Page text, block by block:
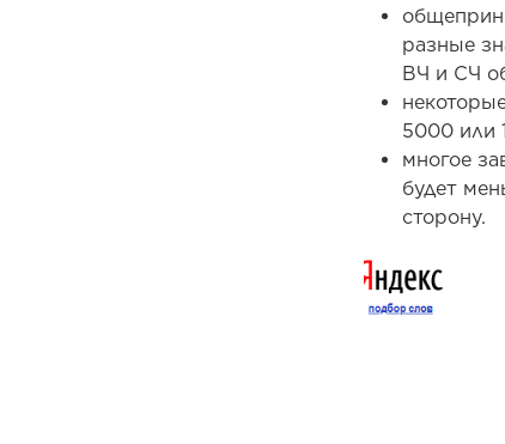
разные
ВЧ и СЧ
5000 или
многое
будет
сторону.